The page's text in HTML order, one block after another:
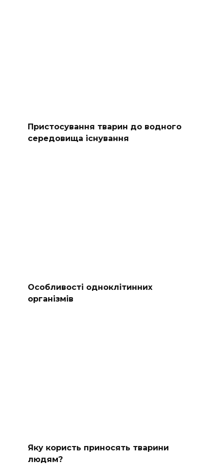
Пристосування тварин до водного
середовища існування​
Особливості одноклітинних
організмів
Яку користь приносять тварини
людям?